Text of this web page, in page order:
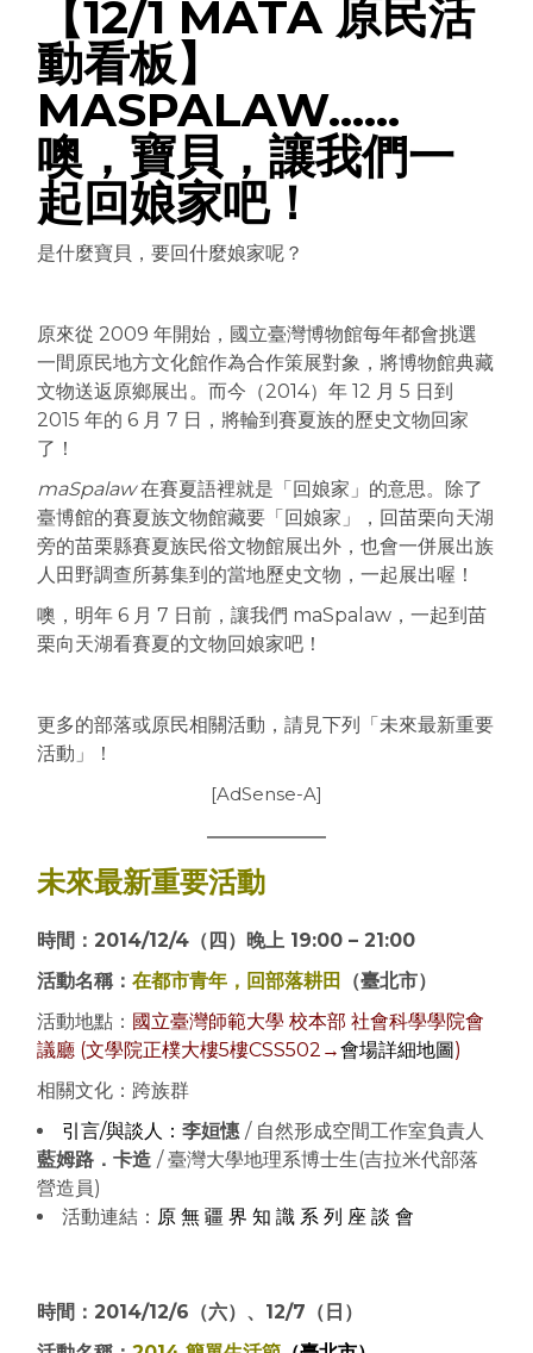
【12/1 MATA 原民活
動看板】
MASPALAW……
噢，寶貝，讓我們一
起回娘家吧！
是什麼寶貝，要回什麼娘家呢？
原來從 2009 年開始，國立臺灣博物館每年都會挑選
一間原民地方文化館作為合作策展對象，將博物館典藏
文物送返原鄉展出。而今（2014）年 12 月 5 日到
2015 年的 6 月 7 日，將輪到賽夏族的歷史文物回家
了！
maSpalaw在賽夏語裡就是「回娘家」的意思。除了
臺博館的賽夏族文物館藏要「回娘家」，回苗栗向天湖
旁的苗栗縣賽夏族民俗文物館展出外，也會一併展出族
人田野調查所募集到的當地歷史文物，一起展出喔！
噢，明年 6 月 7 日前，讓我們 maSpalaw，一起到苗
栗向天湖看賽夏的文物回娘家吧！
更多的部落或原民相關活動，請見下列「未來最新重要
活動」！
[AdSense-A]
未來最新重要活動
時間：2014/12/4（四）晚上 19:00 – 21:00
活動名稱：在都市青年，回部落耕田
（臺北市）
活動地點： 國立臺灣師範大學 校本部 社會科學學院會
議廳 (文學院正樸大樓5樓CSS502→會場詳細地圖)
相關文化：跨族群
引言/與談人：李姮憓/ 自然形成空間工作室負責人
藍姆路．卡造/ 臺灣大學地理系博士生(吉拉米代部落
營造員)
活動連結： 原 無 疆 界 知 識 系 列 座 談 會
時間：2014/12/6（六）、12/7（日）